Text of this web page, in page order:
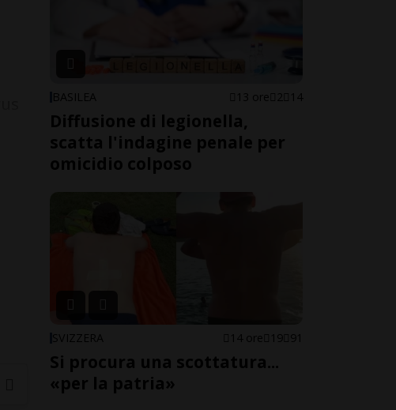
BASILEA 13 ore 2 14
Diffusione di legionella,
scatta l'indagine penale per
omicidio colposo
SVIZZERA 14 ore 19 91
Si procura una scottatura...
«per la patria»